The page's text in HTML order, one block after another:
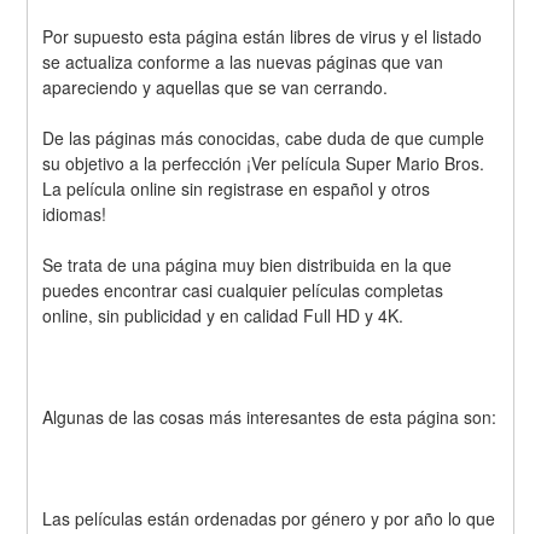
Por supuesto esta página están libres de virus y el listado
se actualiza conforme a las nuevas páginas que van
apareciendo y aquellas que se van cerrando.
De las páginas más conocidas, cabe duda de que cumple
su objetivo a la perfección ¡Ver película Super Mario Bros.
La película online sin registrase en español y otros
idiomas!
Se trata de una página muy bien distribuida en la que
puedes encontrar casi cualquier películas completas
online, sin publicidad y en calidad Full HD y 4K.
Algunas de las cosas más interesantes de esta página son:
Las películas están ordenadas por género y por año lo que